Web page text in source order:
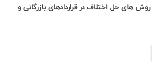
های حل اختلاف در قراردادهای بازرگانی و